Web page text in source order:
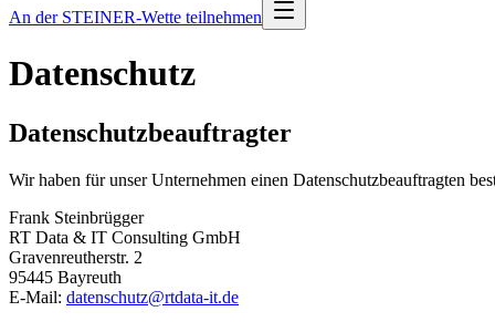
An der STEINER-Wette teilnehmen
Datenschutz
Datenschutzbeauftragter
Wir haben für unser Unternehmen einen Datenschutzbeauftragten
Frank Steinbrügger
RT Data & IT Consulting GmbH
Gravenreutherstr. 2
95445 Bayreuth
E-Mail: datenschutz@rtdata-it.de